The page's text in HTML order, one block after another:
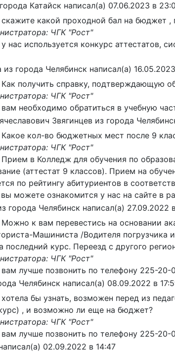
Катайск написал(а) 07.06.2023 в
скажите какой проходной бал на бюджет
ЧГК "Рост"
у нас используется конкурс
из города Челябинск написал(а) 16.05.2023
Как получить справку, подтверждающую
ЧГК "Рост"
вам необходимо обратиться в учебную
Звягинцев из города
Какое кол-во бюджетных мест после 9
ЧГК "Рост"
Прием в Колледж для обучения по
(аттестат 9 классов). Прием на
по рейтингу абитуриентов в
можете ознакомится у нас на сайте в
города Челябинск написал(а) 27.09.2022
Можно к вам перевестись на основании
Машиниста /Водителя погрузчика
последний курс. Переезд с другого
ЧГК "Рост"
вам лучше позвонить по телефону 225-
Челябинск написал(а) 08.09.2022 в
бы узнать, возможен перед из
, и возможно ли еще на бюджет?
ЧГК "Рост"
вам лучше позвонить по телефону 225-
02.09.2022 в 14:47